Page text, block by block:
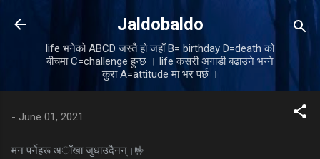
Skip to main content
Jaldobaldo
life भनेको ABCD जस्तै हो जहाँ B= birthday D=death को
बीचमा C=challenge हुन्छ । life कसरी अगाडी बढाउने भन्ने
कुरा A=attitude मा भर पर्छ ।
- June 01, 2021
मन पर्नेहरू अाँखा जुधाउदैनन्।🤟